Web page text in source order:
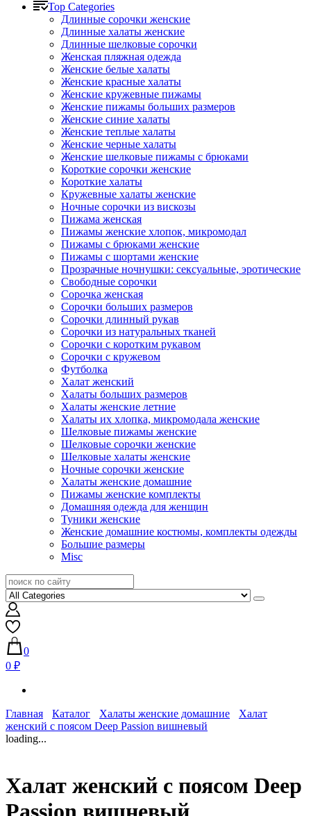
Top Categories
Длинные сорочки женские
Длинные халаты женские
Длинные шелковые сорочки
Женская пляжная одежда
Женские белые халаты
Женские красные халаты
Женские кружевные пижамы
Женские пижамы больших размеров
Женские синие халаты
Женские теплые халаты
Женские черные халаты
Женские шелковые пижамы с брюками
Короткие сорочки женские
Короткие халаты
Кружевные халаты женские
Ночные сорочки из вискозы
Пижама женская
Пижамы женские хлопок, микромодал
Пижамы с брюками женские
Пижамы с шортами женские
Прозрачные ночнушки: сексуальные, эротические
Свободные сорочки
Сорочка женская
Сорочки больших размеров
Сорочки длинный рукав
Сорочки из натуральных тканей
Сорочки с коротким рукавом
Сорочки с кружевом
Футболка
Халат женский
Халаты больших размеров
Халаты женские летние
Халаты их хлопка, микромодала женские
Шелковые пижамы женские
Шелковые сорочки женские
Шелковые халаты женские
Ночные сорочки женские
Халаты женские домашние
Пижамы женские комплекты
Домашняя одежда для женщин
Туники женские
Женские домашние костюмы, комплекты одежды
Большие размеры
Misc
0
0 ₽
Главная Каталог Халаты женские домашние
Халат
женский с поясом Deep Passion вишневый
loading...
Халат женский с поясом Deep
Passion вишневый